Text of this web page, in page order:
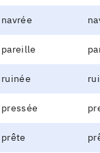
navrée
pareille
ruinée
pressée
prête